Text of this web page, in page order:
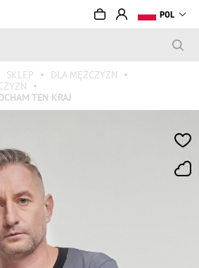
POL
SKLEP
DLA MĘŻCZYZN
TEN KRAJ